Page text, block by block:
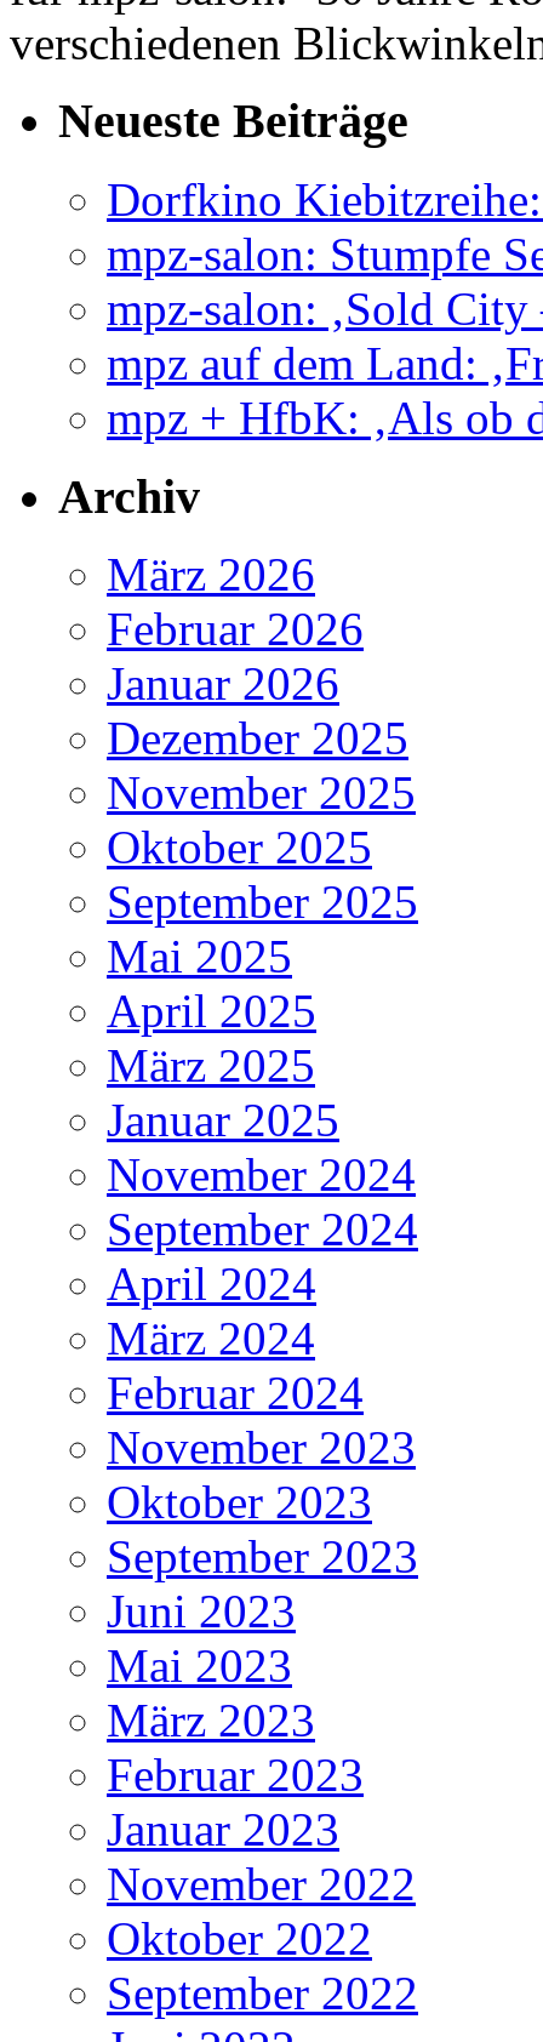
verschiedenen
Neueste Beiträge
Dorfkino Kiebitzreihe:
mpz-salon: Stumpfe
mpz-salon: ‚Sold
mpz auf dem Land:
mpz + HfbK: ‚Als ob
Archiv
März 2026
Februar 2026
Januar 2026
Dezember 2025
November 2025
Oktober 2025
September 2025
Mai 2025
April 2025
März 2025
Januar 2025
November 2024
September 2024
April 2024
März 2024
Februar 2024
November 2023
Oktober 2023
September 2023
Juni 2023
Mai 2023
März 2023
Februar 2023
Januar 2023
November 2022
Oktober 2022
September 2022